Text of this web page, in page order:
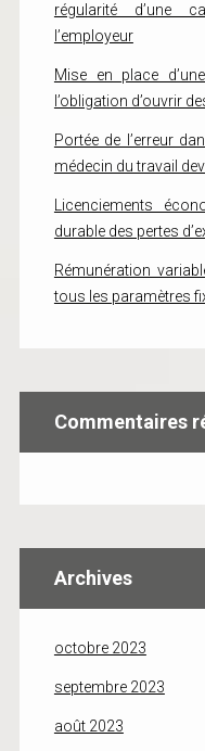
régularité d’une
l’employeur
Mise en place
l’obligation d’ouvrir
Portée de l’erreur
médecin du travail
Licenciements
durable des pertes
Rémunération
tous les paramètres
Commentaires
Archives
octobre 2023
septembre 2023
août 2023